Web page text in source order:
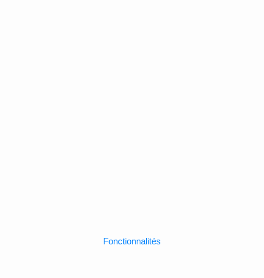
Fonctionnalités